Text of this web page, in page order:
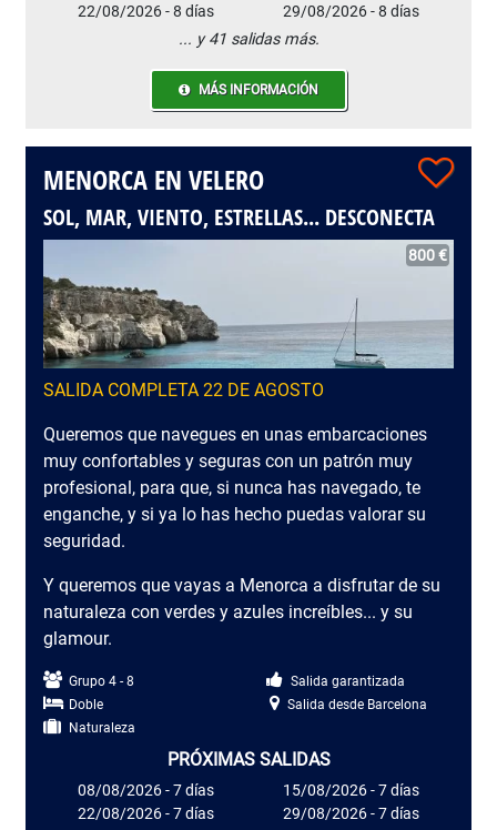
22/08/2026 - 8 días
29/08/2026 - 8 días
... y 41 salidas más.
MÁS INFORMACIÓN
MENORCA EN VELERO
SOL, MAR, VIENTO, ESTRELLAS... DESCONECTA
800 €
SALIDA COMPLETA 22 DE AGOSTO
Queremos que navegues en unas embarcaciones
muy confortables y seguras con un patrón muy
profesional, para que, si nunca has navegado, te
enganche, y si ya lo has hecho puedas valorar su
seguridad.
Y queremos que vayas a Menorca a disfrutar de su
naturaleza con verdes y azules increíbles... y su
glamour.
Grupo 4 - 8
Salida garantizada
Doble
Salida desde Barcelona
Naturaleza
PRÓXIMAS SALIDAS
08/08/2026 - 7 días
15/08/2026 - 7 días
22/08/2026 - 7 días
29/08/2026 - 7 días